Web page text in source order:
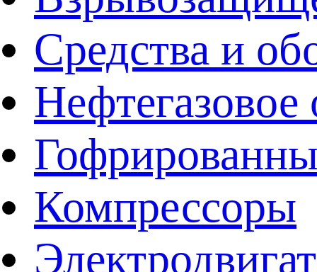
Средства и
Нефтегазовое
Компрессоры